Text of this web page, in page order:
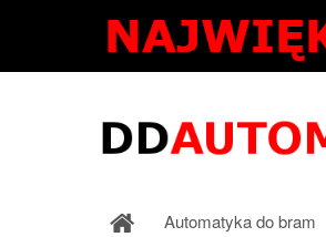
Automatyka do bram